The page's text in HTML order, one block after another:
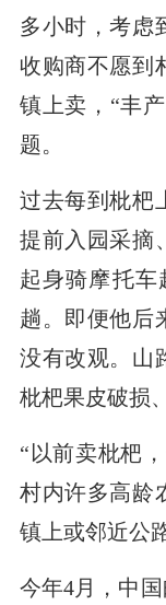
多小时，考虑
收购商不愿到
镇上卖，“丰
题。
过去每到枇杷
提前入园采摘
起身骑摩托车
趟。即便他后
没有改观。山
枇杷果皮破损
“以前卖枇杷
村内许多高龄
镇上或邻近公
今年4月，中